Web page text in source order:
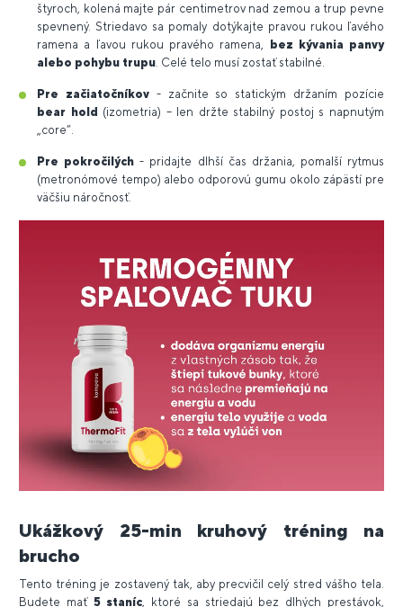
štyroch, kolená majte pár centimetrov nad zemou a trup pevne
spevnený. Striedavo sa pomaly dotýkajte pravou rukou ľavého
ramena a ľavou rukou pravého ramena,
bez kývania panvy
alebo pohybu trupu . Celé telo musí zostať stabilné.
Pre začiatočníkov- začnite so statickým držaním pozície
bear hold (izometria) – len držte stabilný postoj s napnutým
„core“.
Pre pokročilých - pridajte dlhší čas držania, pomalší rytmus
(metronómové tempo) alebo odporovú gumu okolo zápästí pre
väčšiu náročnosť.
Ukážkový 25-min kruhový tréning na
brucho
Tento tréning je zostavený tak, aby precvičil celý stred vášho tela.
Budete mať 5 staníc , ktoré sa striedajú bez dlhých prestávok,